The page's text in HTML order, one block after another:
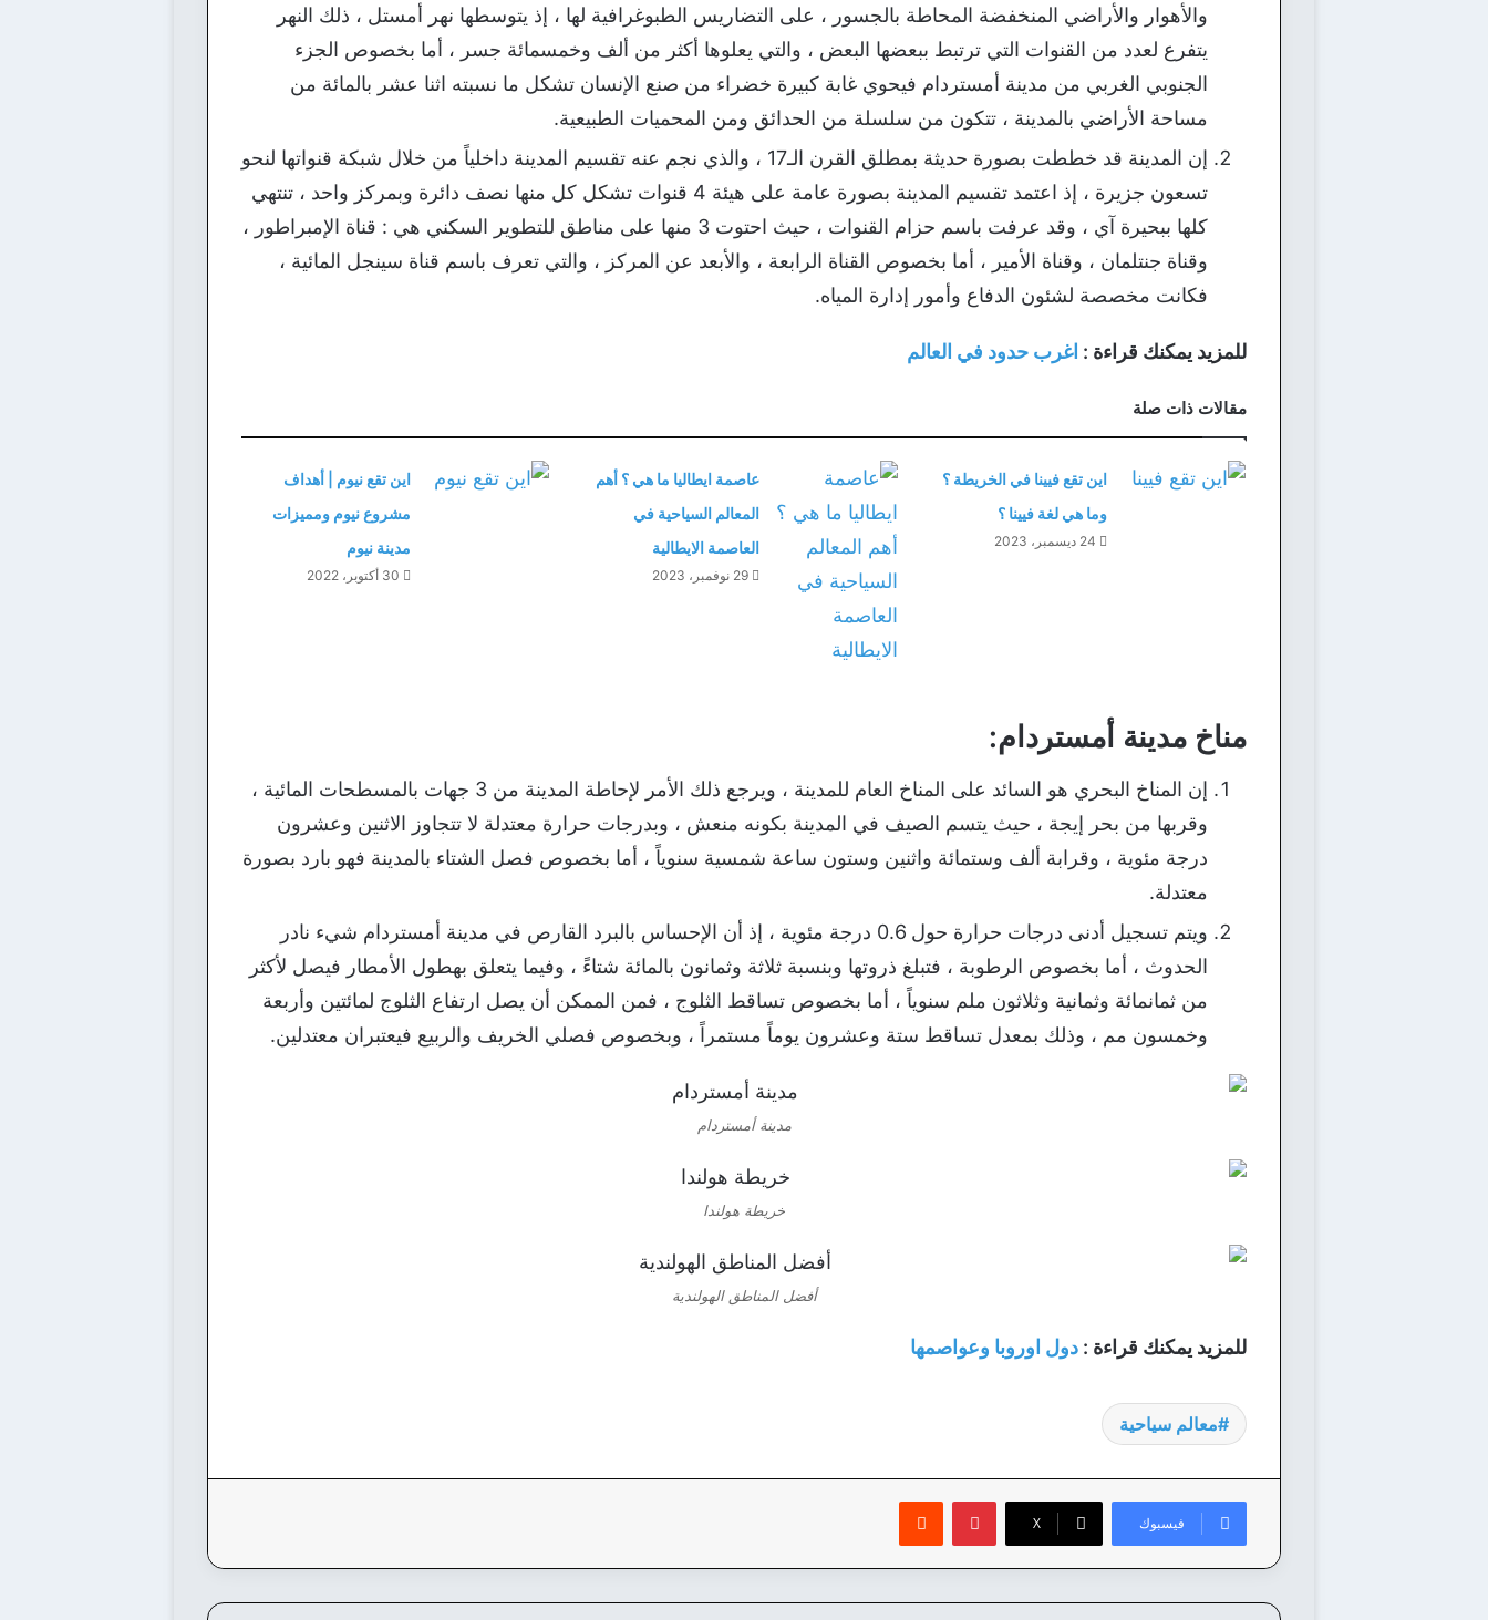
والأهوار والأراضي المنخفضة المحاطة بالجسور ، على التضاريس الطبوغرافية لها ، إذ يتوسطها نهر أمستل ، ذلك النهر
يتفرع لعدد من القنوات التي ترتبط ببعضها البعض ، والتي يعلوها أكثر من ألف وخمسمائة جسر ، أما بخصوص الجزء
الجنوبي الغربي من مدينة أمستردام فيحوي غابة كبيرة خضراء من صنع الإنسان تشكل ما نسبته اثنا عشر بالمائة من
مساحة الأراضي بالمدينة ، تتكون من سلسلة من الحدائق ومن المحميات الطبيعية.
إن المدينة قد خططت بصورة حديثة بمطلق القرن الـ17 ، والذي نجم عنه تقسيم المدينة داخلياً من خلال شبكة قنواتها لنحو
تسعون جزيرة ، إذ اعتمد تقسيم المدينة بصورة عامة على هيئة 4 قنوات تشكل كل منها نصف دائرة وبمركز واحد ، تنتهي
كلها ببحيرة آي ، وقد عرفت باسم حزام القنوات ، حيث احتوت 3 منها على مناطق للتطوير السكني هي : قناة الإمبراطور ،
وقناة جنتلمان ، وقناة الأمير ، أما بخصوص القناة الرابعة ، والأبعد عن المركز ، والتي تعرف باسم قناة سينجل المائية ،
فكانت مخصصة لشئون الدفاع وأمور إدارة المياه.
للمزيد يمكنك قراءة : اغرب حدود في العالم
مقالات ذات صلة
اين تقع فيينا في الخريطة ؟
وما هي لغة فيينا ؟
24 ديسمبر، 2023
عاصمة ايطاليا ما هي ؟ أهم
المعالم السياحية في
العاصمة الايطالية
29 نوفمبر، 2023
اين تقع نيوم | أهداف
مشروع نيوم ومميزات
مدينة نيوم
30 أكتوبر، 2022
مناخ مدينة أمستردام:
إن المناخ البحري هو السائد على المناخ العام للمدينة ، ويرجع ذلك الأمر لإحاطة المدينة من 3 جهات بالمسطحات المائية ،
وقربها من بحر إيجة ، حيث يتسم الصيف في المدينة بكونه منعش ، وبدرجات حرارة معتدلة لا تتجاوز الاثنين وعشرون
درجة مئوية ، وقرابة ألف وستمائة واثنين وستون ساعة شمسية سنوياً ، أما بخصوص فصل الشتاء بالمدينة فهو بارد بصورة
معتدلة.
ويتم تسجيل أدنى درجات حرارة حول 0.6 درجة مئوية ، إذ أن الإحساس بالبرد القارص في مدينة أمستردام شيء نادر
الحدوث ، أما بخصوص الرطوبة ، فتبلغ ذروتها وبنسبة ثلاثة وثمانون بالمائة شتاءً ، وفيما يتعلق بهطول الأمطار فيصل لأكثر
من ثمانمائة وثمانية وثلاثون ملم سنوياً ، أما بخصوص تساقط الثلوج ، فمن الممكن أن يصل ارتفاع الثلوج لمائتين وأربعة
وخمسون مم ، وذلك بمعدل تساقط ستة وعشرون يوماً مستمراً ، وبخصوص فصلي الخريف والربيع فيعتبران معتدلين.
مدينة أمستردام
خريطة هولندا
أفضل المناطق الهولندية
للمزيد يمكنك قراءة : دول اوروبا وعواصمها
معالم سياحية
فيسبوك ‫X
بينتيريست